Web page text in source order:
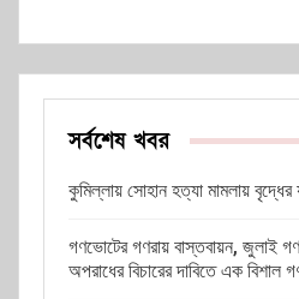
সর্বশেষ খবর
কুমিল্লায় সোহান হত্যা মামলায় বৃদ্ধের
গণভোটের গণরায় বাস্তবায়ন, জুলাই
অপরাধের বিচারের দাবিতে এক বিশাল